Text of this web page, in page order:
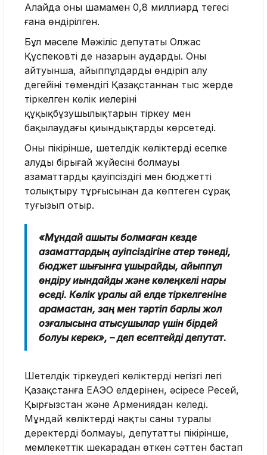
Алайда оның шамамен 0,8 миллиард теңгесі
ғана өндірілген.
Бұл мәселе Мәжіліс депутаты Олжас
Құспековтің де назарын аударды. Оның
айтуынша, айыппұлдарды өндіріп алу
деңгейінің төмендігі Қазақстаннан тыс жерде
тіркелген көлік иелерінің
құқықбұзушылықтарын тіркеу мен
бақылаудағы қиындықтарды көрсетеді.
Оның пікірінше, шетелдік көліктерді есепке
алудың бірыңғай жүйесінің болмауы
азаматтардың қауіпсіздігі мен бюджетті
толықтыру тұрғысынан да көптеген сұрақ
туғызып отыр.
«Мұндай ашықтық болмаған кезде
азаматтардың қауіпсіздігіне қатер төнеді,
бюджет шығынға ұшырайды, айыппұл
өндіру қиындайды және көлеңкелі нарық
өседі. Көлік құралы қай елде тіркелгеніне
қарамастан, заң мен тәртіп барлық жол
қозғалысына қатысушылар үшін бірдей
болуы керек», – деп есептейді депутат.
Шетелдік тіркеудегі көліктердің негізгі легі
Қазақстанға ЕАЭО елдерінен, әсіресе Ресей,
Қырғызстан және Армениядан келеді.
Мұндай көліктердің нақты саны туралы
деректердің болмауы, депутаттың пікірінше,
мемлекеттік шекарадан өткен сәттен бастап